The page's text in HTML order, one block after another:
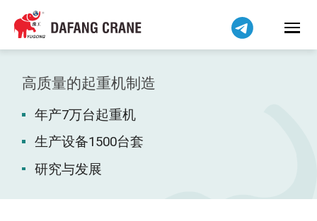
高质量的起重机制造
年产7万台起重机
生产设备1500台套
研究与发展
हिन्दी
Bahasa Indonesia
Bahasa Melayu
Tiếng Việt
বাংলা
فارسی
Pilipino
اردو